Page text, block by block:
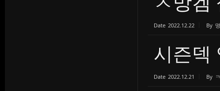
Date 2022.12.22 By
시즌덱
Date 2022.12.21 By